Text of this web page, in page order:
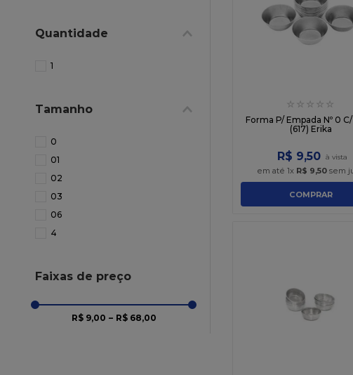
Quantidade
1
Tamanho
0
01
02
03
06
4
Faixas de preço
R$ 9,00 – R$ 68,00
☆ ☆ ☆ ☆ ☆
Forma P/ Empada Nº 0 C/
(617) Erika
R$ 9,50
em até 1x R$ 9,50sem
COMPRAR
sacola